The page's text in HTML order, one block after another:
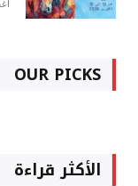
OUR PICKS
الأكثر قراءة